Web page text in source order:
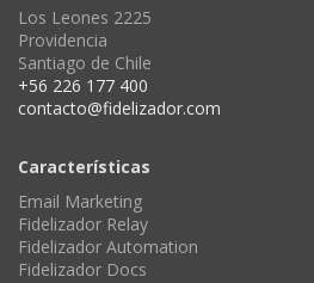
Los Leones 2225
Providencia
Santiago de Chile
+56 226 177 400
contacto@fidelizador.com
Características
Email Marketing
Fidelizador Relay
Fidelizador Automation
Fidelizador Docs